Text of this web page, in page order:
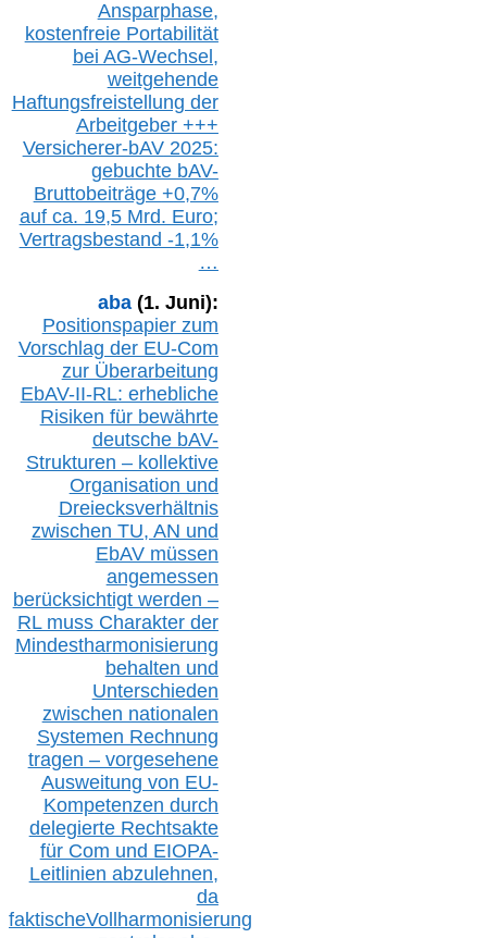
Ansparphase,
kostenfreie Portabilität
bei AG-Wechsel,
weitgehende
Haftungsfreistellung der
Arbeitgeber +++
Versicherer-bAV2025:
gebuchte bAV-
Bruttobeiträge +0,7%
auf ca. 19,5 Mrd. Euro;
Vertragsbestand -1,1%
…
aba(1. Juni):
Positionspapier zum
Vorschlag der EU-Com
zur Überarbeitung
EbAV-II-RL: erhebliche
Risiken für bewährte
deutsche bAV-
Strukturen – kollektive
Organisation und
Dreiecksverhältnis
zwischen TU, AN und
EbAV müssen
angemessen
berücksichtigt werden –
RL mussCharakter der
Mindestharmonisierung
behalten und
Unterschieden
zwischen nationalen
Systemen Rechnung
tragen – vorgesehene
Ausweitung von EU-
Kompetenzen durch
delegierte Rechtsakte
für Com und EIOPA-
Leitlinien abzulehnen,
da
faktischeVollharmonisierung